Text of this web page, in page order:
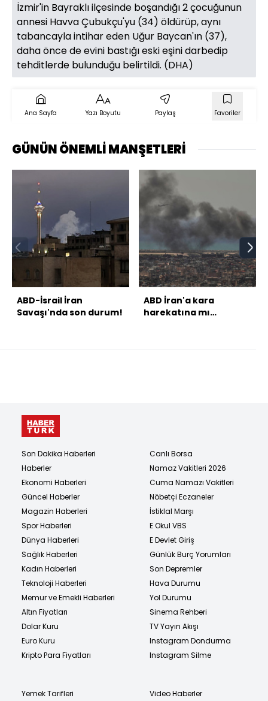
İzmir'in Bayraklı ilçesinde boşandığı 2 çocuğunun
annesi Havva Çubukçu'yu (34) öldürüp, aynı
tabancayla intihar eden Uğur Baycan'ın (37),
daha önce de evini bastığı eski eşini darbedip
tehditlerde bulunduğu belirtildi. (DHA)
Ana Sayfa Yazı Boyutu Paylaş Favoriler
GÜNÜN ÖNEMLİ MANŞETLERİ
ABD-İsrail İran
Savaşı'nda son durum!
ABD İran'a kara
harekatına mı
Son Dakika Haberleri
Haberler
Ekonomi Haberleri
Güncel Haberler
Magazin Haberleri
Spor Haberleri
Dünya Haberleri
Sağlık Haberleri
Kadın Haberleri
Teknoloji Haberleri
Memur ve Emekli Haberleri
Altın Fiyatları
Dolar Kuru
Euro Kuru
Kripto Para Fiyatları
Canlı Borsa
Namaz Vakitleri 2026
Cuma Namazı Vakitleri
Nöbetçi Eczaneler
İstiklal Marşı
E Okul VBS
E Devlet Giriş
Günlük Burç Yorumları
Son Depremler
Hava Durumu
Yol Durumu
Sinema Rehberi
TV Yayın Akışı
Instagram Dondurma
Instagram Silme
Yemek Tarifleri Video Haberler